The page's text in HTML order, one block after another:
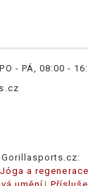
PO - PÁ, 08:00 -
Gorillasports.cz:
Jóga a regenerace